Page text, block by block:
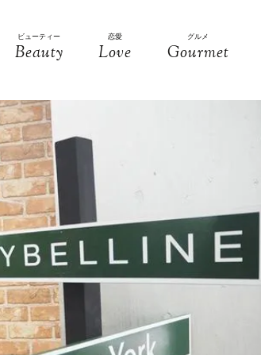
ビューティー
Beauty
恋愛
Love
グルメ
Gourmet